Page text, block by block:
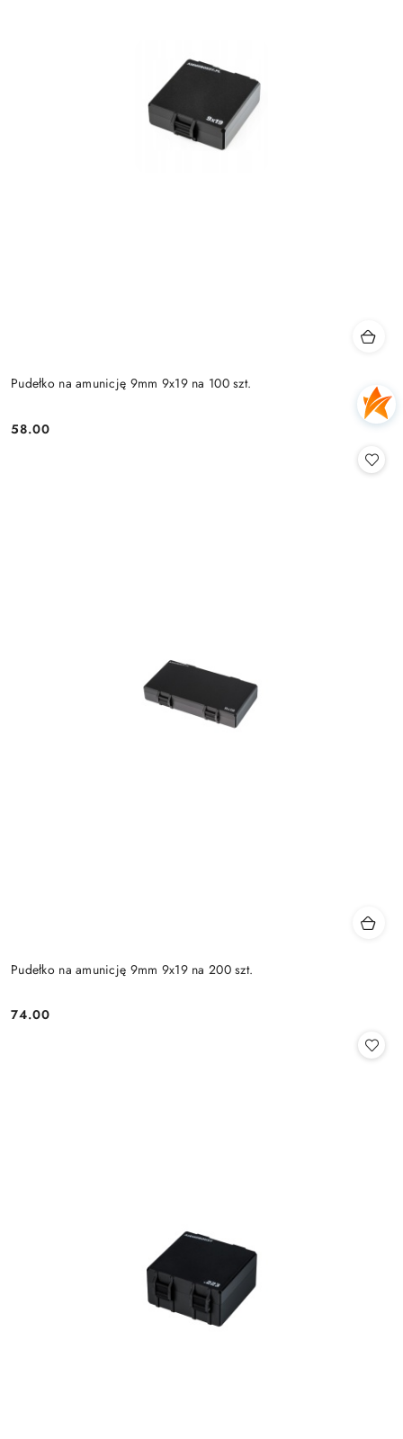
Pudełko na amunicję 9mm 9x19 na 100 szt.
Cena:
58.00
Pudełko na amunicję 9mm 9x19 na 200 szt.
Cena:
74.00